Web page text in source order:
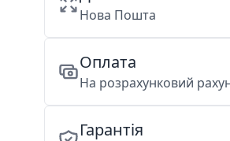
Нова Пошта
Оплата
На розрахунковий
Гарантія